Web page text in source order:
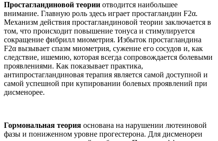
Простагландиновой теории отводится наибольшее
внимание. Главную роль здесь играет простагландин F2α.
Механизм действия простагландиновой теории заключается в
том, что происходит повышение тонуса и стимулируется
сокращение фибрилл миометрия. Избыток простагландина
F2α вызывает спазм миометрия, сужение его сосудов и, как
следствие, ишемию, которая всегда сопровождается болевыми
проявлениями. Как показывает практика,
антипростагландиновая терапия является самой доступной и
самой успешной при купировании болевых проявлений при
дисменорее.
Гормональная теория основана на нарушении лютеиновой
фазы и пониженном уровне прогестерона. Для дисменореи